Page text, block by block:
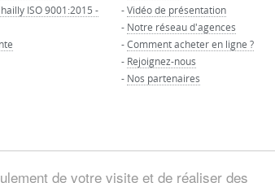
de votre visite et de réaliser des
ISO 9001:2015 -
-Vidéo de présentation
- Notre réseau d'agences
-Comment acheter en ligne ?
- Rejoignez-nous
- Nos partenaires